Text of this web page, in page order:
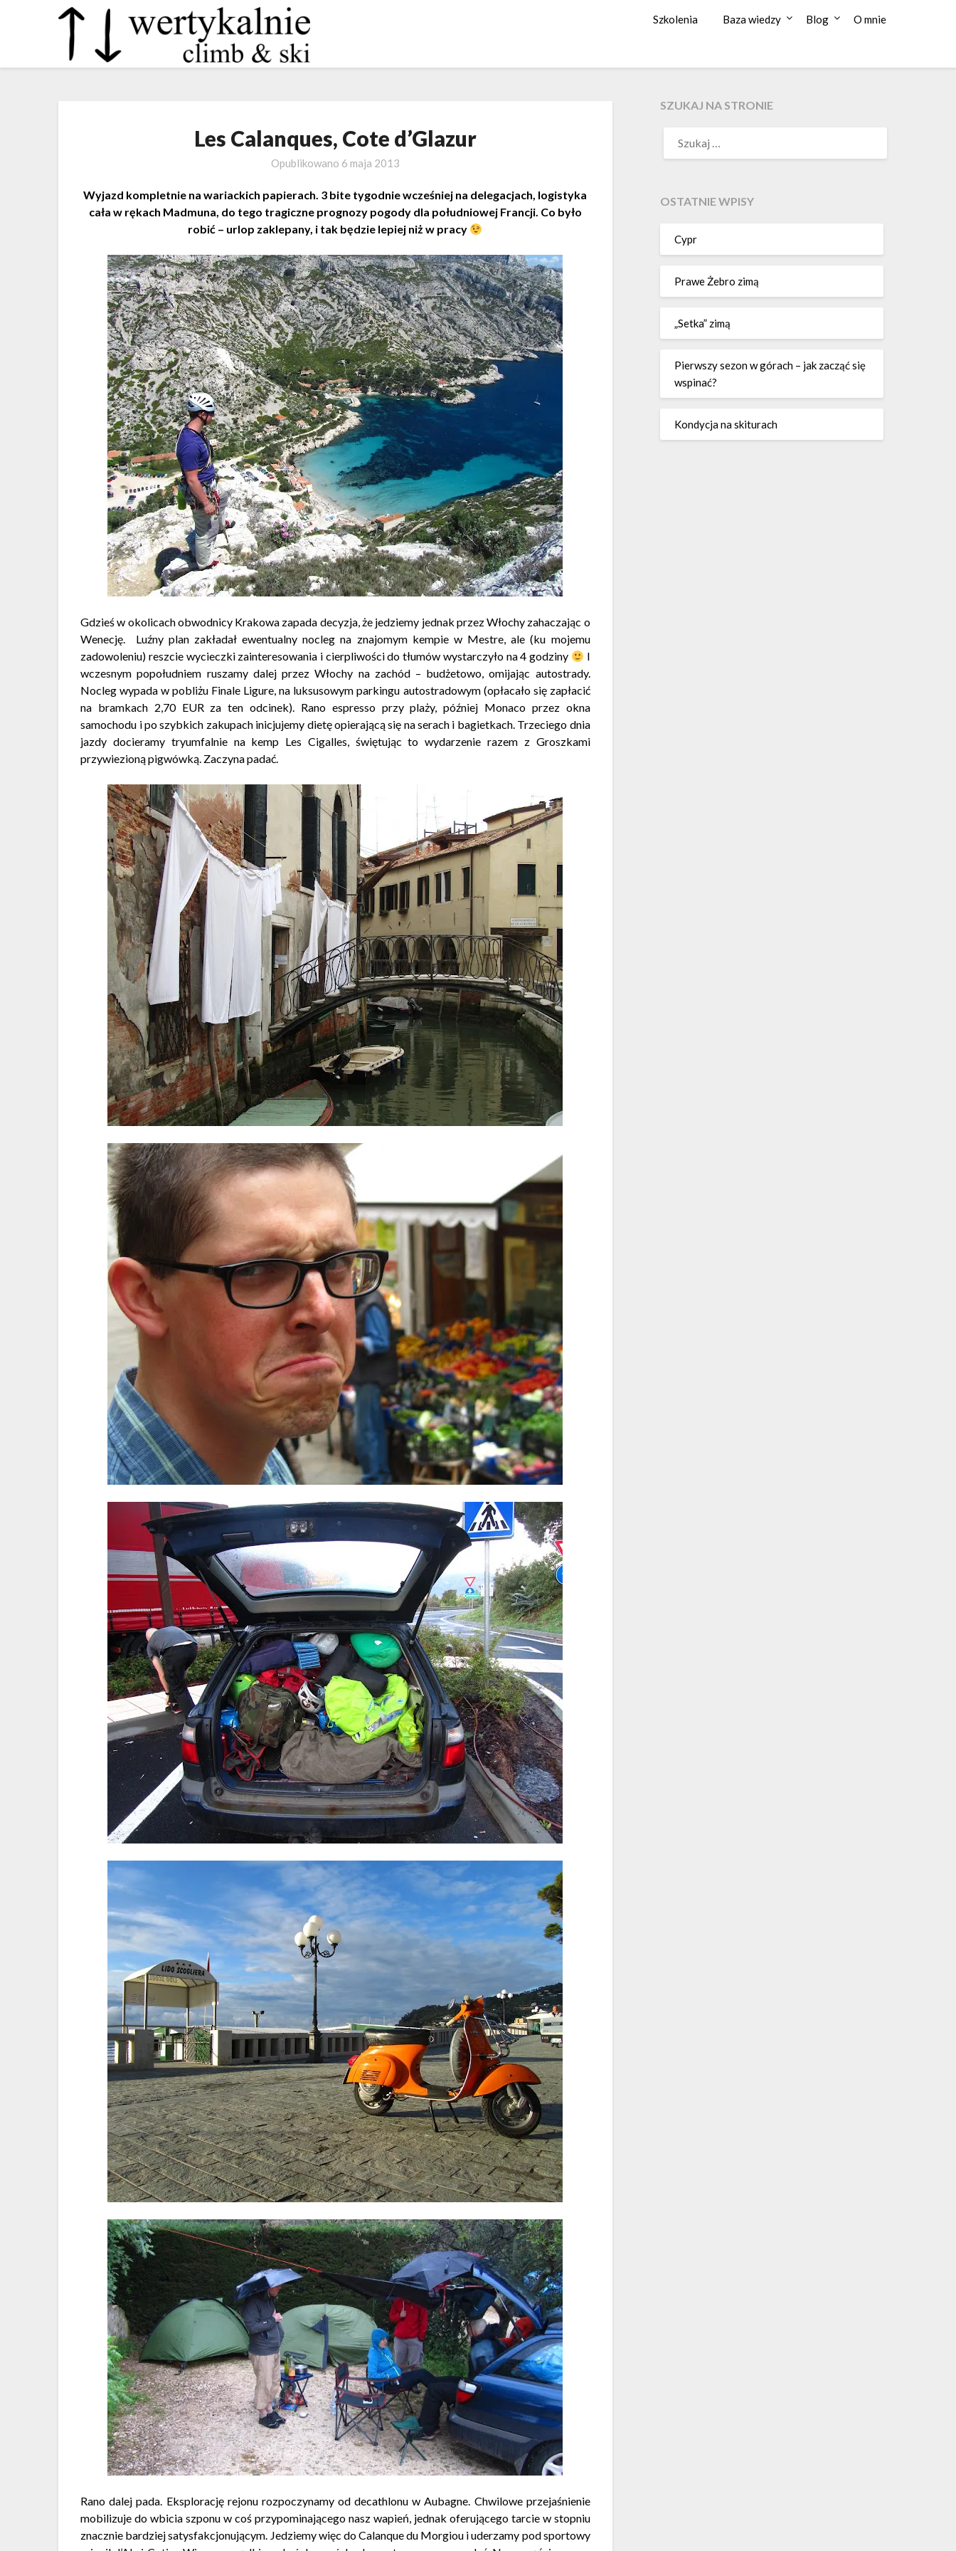
Szkolenia Baza wiedzy Blog O mnie
Les Calanques, Cote d’Glazur
Opublikowano 6 maja 2013
Wyjazd kompletnie na wariackich papierach. 3 bite tygodnie wcześniej na delegacjach, logistyka
cała w rękach Madmuna, do tego tragiczne prognozy pogody dla południowej Francji. Co było
robić – urlop zaklepany, i tak będzie lepiej niż w pracy
Gdzieś w okolicach obwodnicy Krakowa zapada decyzja, że jedziemy jednak przez Włochy zahaczając o
Wenecję. Luźny plan zakładał ewentualny nocleg na znajomym kempie w Mestre, ale (ku mojemu
zadowoleniu) reszcie wycieczki zainteresowania i cierpliwości do tłumów wystarczyło na 4 godziny
I
wczesnym popołudniem ruszamy dalej przez Włochy na zachód – budżetowo, omijając autostrady.
Nocleg wypada w pobliżu Finale Ligure, na luksusowym parkingu autostradowym (opłacało się zapłacić
na bramkach 2,70 EUR za ten odcinek). Rano espresso przy plaży, później Monaco przez okna
samochodu i po szybkich zakupach inicjujemy dietę opierającą się na serach i bagietkach. Trzeciego dnia
jazdy docieramy tryumfalnie na kemp Les Cigalles, świętując to wydarzenie razem z Groszkami
przywiezioną pigwówką. Zaczyna padać.
Rano dalej pada. Eksplorację rejonu rozpoczynamy od decathlonu w Aubagne. Chwilowe przejaśnienie
mobilizuje do wbicia szponu w coś przypominającego nasz wapień, jednak oferującego tarcie w stopniu
znacznie bardziej satysfakcjonującym. Jedziemy więc do Calanque du Morgiou i uderzamy pod sportowy
SZUKAJ NA STRONIE
OSTATNIE WPISY
Cypr
Prawe Żebro zimą
„Setka” zimą
Pierwszy sezon w górach – jak zacząć się
wspinać?
Kondycja na skiturach